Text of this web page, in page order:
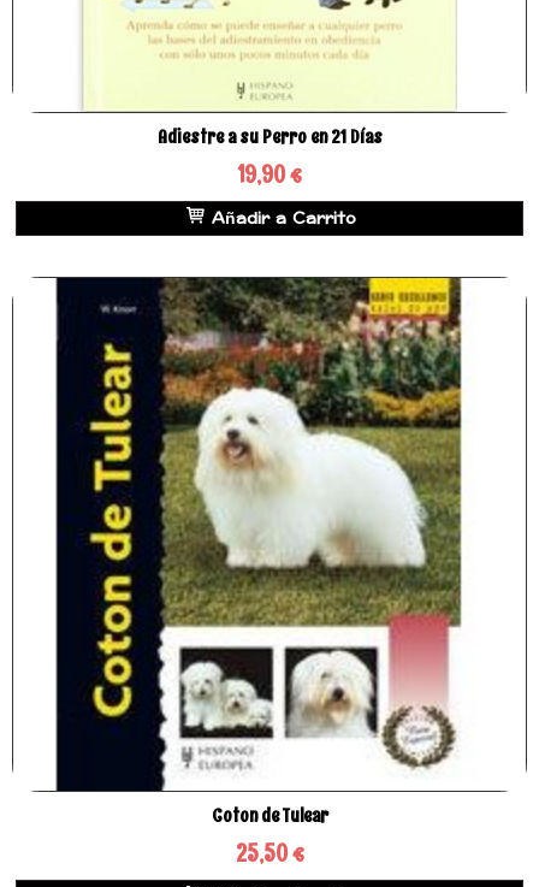
Adiestre a su Perro en 21 Días
19,90 €
Añadir a Carrito
​Coton de Tulear
25,50 €